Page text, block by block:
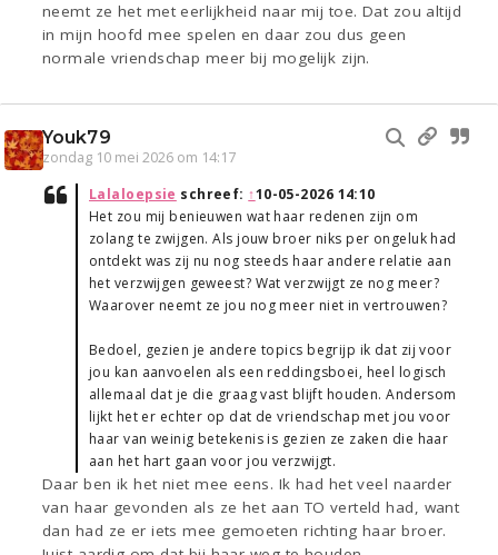
neemt ze het met eerlijkheid naar mij toe. Dat zou altijd
in mijn hoofd mee spelen en daar zou dus geen
normale vriendschap meer bij mogelijk zijn.
Youk79
zondag 10 mei 2026 om 14:17
Lalaloepsie schreef: ↑10-05-2026 14:10
Het zou mij benieuwen wat haar redenen zijn om
zolang te zwijgen. Als jouw broer niks per ongeluk had
ontdekt was zij nu nog steeds haar andere relatie aan
het verzwijgen geweest? Wat verzwijgt ze nog meer?
Waarover neemt ze jou nog meer niet in vertrouwen?
Bedoel, gezien je andere topics begrijp ik dat zij voor
jou kan aanvoelen als een reddingsboei, heel logisch
allemaal dat je die graag vast blijft houden. Andersom
lijkt het er echter op dat de vriendschap met jou voor
haar van weinig betekenis is gezien ze zaken die haar
aan het hart gaan voor jou verzwijgt.
Daar ben ik het niet mee eens. Ik had het veel naarder
van haar gevonden als ze het aan TO verteld had, want
dan had ze er iets mee gemoeten richting haar broer.